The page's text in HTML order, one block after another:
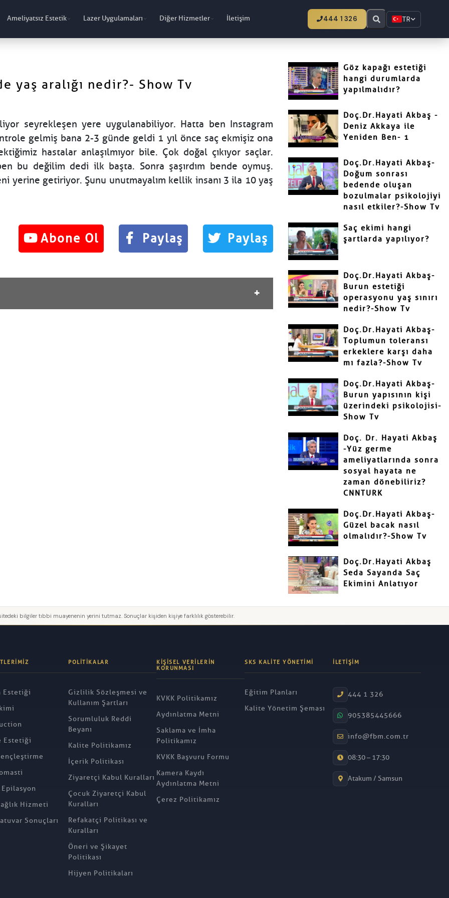
Ameliyatsız Estetik Lazer Uygulamaları Diğer Hizmetler İletişim 444 1 326 TR
yaş aralığı nedir?- Show Tv
seyrekleşen yere uygulanabiliyor. Hatta ben Instagram
gelmiş bana 2-3 günde geldi 1 yıl önce saç ekmişiz ona
hastalar anlaşılmıyor bile. Çok doğal çıkıyor saçlar.
bu değilim dedi ilk başta. Sonra şaşırdım bende oymuş.
yerine getiriyor. Şunu unutmayalım kellik insanı 3 ila 10 yaş
Abone Ol Paylaş Paylaş
Göz kapağı estetiği
hangi durumlarda
yapılmalıdır?
Doç.Dr.Hayati Akbaş -
Deniz Akkaya ile
Yeniden Ben- 1
Doç.Dr.Hayati Akbaş-
Doğum sonrası
bedende oluşan
bozulmalar psikolojiyi
nasıl etkiler?-Show Tv
Saç ekimi hangi
şartlarda yapılıyor?
Doç.Dr.Hayati Akbaş-
Burun estetiği
operasyonu yaş sınırı
nedir?-Show Tv
Doç.Dr.Hayati Akbaş-
Toplumun toleransı
erkeklere karşı daha
mı fazla?-Show Tv
Doç.Dr.Hayati Akbaş-
Burun yapısının kişi
üzerindeki psikolojisi-
Show Tv
Doç. Dr. Hayati Akbaş
-Yüz germe
ameliyatlarında sonra
sosyal hayata ne
zaman dönebiliriz?
CNNTURK
Doç.Dr.Hayati Akbaş-
Güzel bacak nasıl
olmalıdır?-Show Tv
Doç.Dr.Hayati Akbaş
Seda Sayanda Saç
Ekimini Anlatıyor
bilgiler tıbbi muayenenin yerini tutmaz. Sonuçlar kişiden kişiye farklılık gösterebilir.
Estetiği
Estetiği
Epilasyon
Hizmeti
Sonuçları
POLITIKALAR
Gizlilik Sözleşmesi ve
Kullanım Şartları
Sorumluluk Reddi
Beyanı
Kalite Politikamız
İçerik Politikası
Ziyaretçi Kabul Kuralları
Çocuk Ziyaretçi Kabul
Kuralları
Refakatçi Politikası ve
Kuralları
Öneri ve Şikayet
Politikası
Hijyen Politikaları
KIŞISEL VERILERIN
KORUNMASI
KVKK Politikamız
Aydınlatma Metni
Saklama ve İmha
Politikamız
KVKK Başvuru Formu
Kamera Kaydı
Aydınlatma Metni
Çerez Politikamız
SKS KALITE YÖNETIMI
Eğitim Planları
Kalite Yönetim Şeması
İLETIŞIM
444 1 326
905385445666
info@fbm.com.tr
08:30 – 17:30
Atakum / Samsun